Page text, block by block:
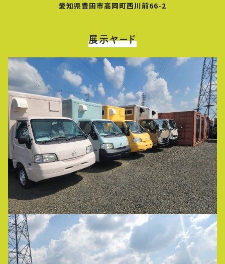
愛知県豊田市高岡町西川前66-2
展示ヤード